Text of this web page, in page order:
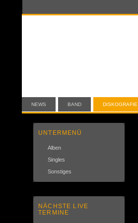
NEWS BAND DISKOGRAFIE
UNTERMENÜ
Alben
Singles
Sonstiges
NÄCHSTE LIVE
TERMINE